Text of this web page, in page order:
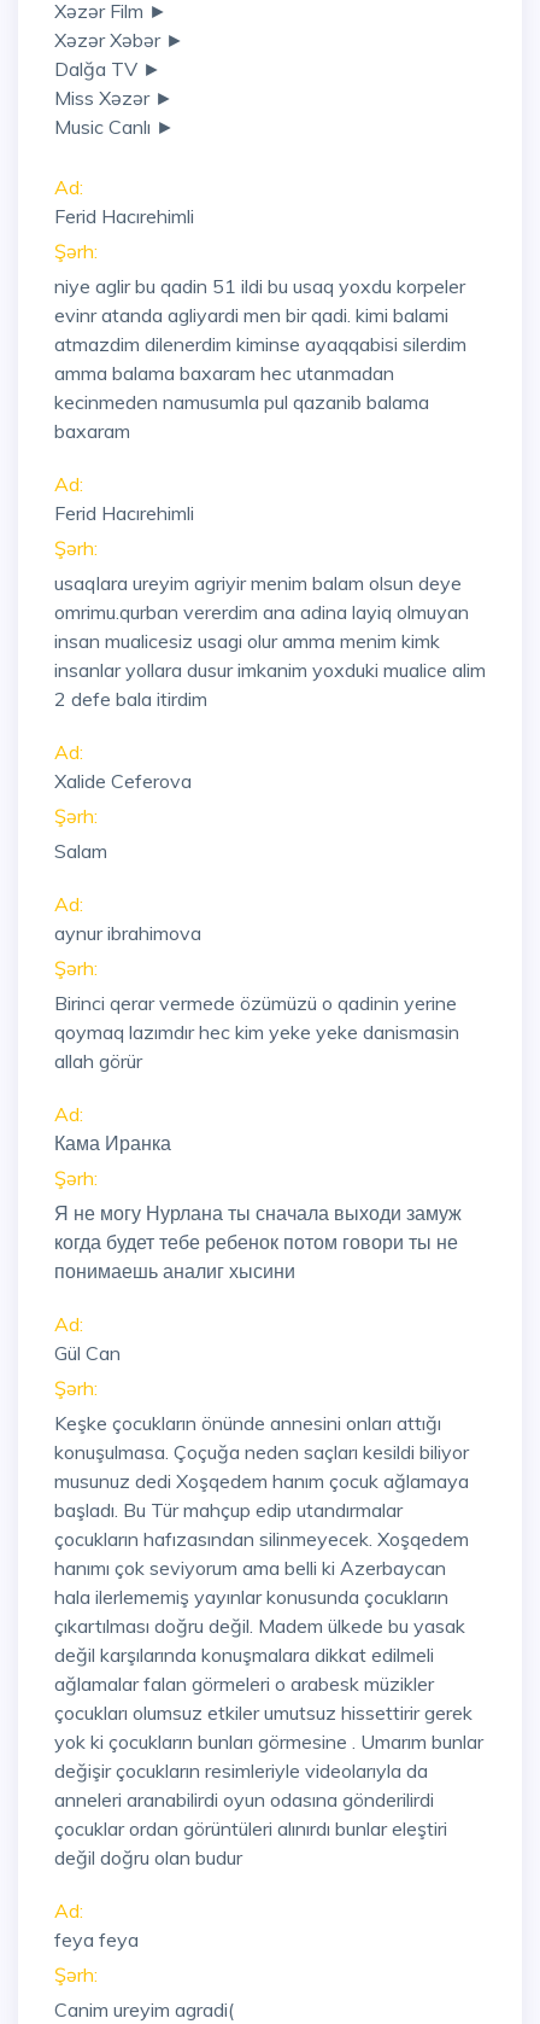
Xəzər Film ►
Xəzər Xəbər ►
Dalğa TV ►
Miss Xəzər ►
Music Canlı ►
Ad:
Ferid Hacırehimli
Şərh:
niye aglir bu qadin 51 ildi bu usaq yoxdu korpeler
evinr atanda agliyardi men bir qadi. kimi balami
atmazdim dilenerdim kiminse ayaqqabisi silerdim
amma balama baxaram hec utanmadan
kecinmeden namusumla pul qazanib balama
baxaram
Ad:
Ferid Hacırehimli
Şərh:
usaqlara ureyim agriyir menim balam olsun deye
omrimu.qurban vererdim ana adina layiq olmuyan
insan mualicesiz usagi olur amma menim kimk
insanlar yollara dusur imkanim yoxduki mualice alim
2 defe bala itirdim
Ad:
Xalide Ceferova
Şərh:
Salam
Ad:
aynur ibrahimova
Şərh:
Birinci qerar vermede özümüzü o qadinin yerine
qoymaq lazımdır hec kim yeke yeke danismasin
allah görür
Ad:
Кама Иранка
Şərh:
Я не могу Нурлана ты сначала выходи замуж
когда будет тебе ребенок потом говори ты не
понимаешь аналиг хысини
Ad:
Gül Can
Şərh:
Keşke çocukların önünde annesini onları attığı
konuşulmasa. Çoçuğa neden saçları kesildi biliyor
musunuz dedi Xoşqedem hanım çocuk ağlamaya
başladı. Bu Tür mahçup edip utandırmalar
çocukların hafızasından silinmeyecek. Xoşqedem
hanımı çok seviyorum ama belli ki Azerbaycan
hala ilerlememiş yayınlar konusunda çocukların
çıkartılması doğru değil. Madem ülkede bu yasak
değil karşılarında konuşmalara dikkat edilmeli
ağlamalar falan görmeleri o arabesk müzikler
çocukları olumsuz etkiler umutsuz hissettirir gerek
yok ki çocukların bunları görmesine . Umarım bunlar
değişir çocukların resimleriyle videolarıyla da
anneleri aranabilirdi oyun odasına gönderilirdi
çocuklar ordan görüntüleri alınırdı bunlar eleştiri
değil doğru olan budur
Ad:
feya feya
Şərh:
Canim ureyim agradi(